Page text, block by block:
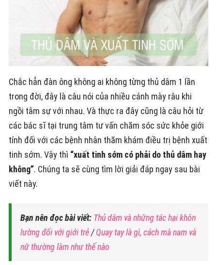
Chắc hẳn đàn ông không ai không từng thủ dâm 1 lần
trong đời, đây là câu nói của nhiều cánh mày râu khi
ngồi tâm sự với nhau. Và thực ra đây cũng là câu hỏi từ
các bác sĩ tại trung tâm tư vấn chăm sóc sức khỏe giới
tính đối với các bệnh nhân thăm khám điều trị bệnh xuất
tinh sớm. Vậy thì “xuất tinh sớm có phải do thủ dâm hay
không”. Chúng ta sẽ cùng tìm lời giải đáp ngay sau bài
viết này.
Bạn nên đọc bài viết: Thủ dâm và những tác hại khôn
lường đối với giới trẻ/Quay tay là gì, cách mà nam và
nữ thường làm như thế nào